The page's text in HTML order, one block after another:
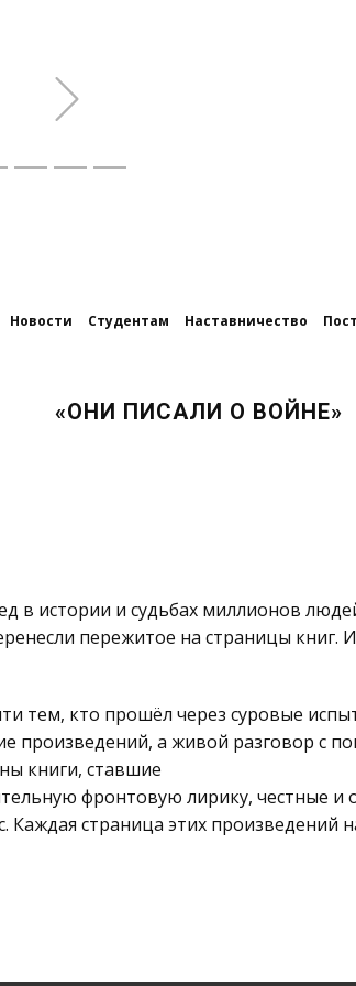
Новости Студентам Наставничество
«ОНИ ПИСАЛИ О ВОЙНЕ»
в истории и судьбах миллионов
пережитое на страницы книг.
тем, кто прошёл через суровые
произведений, а живой разговор с
книги, ставшие
фронтовую лирику, честные
страница этих